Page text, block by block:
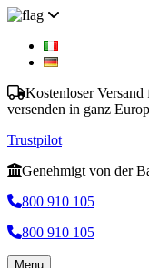
Kostenloser
versenden in ganz
Trustpilot
Genehmigt von der
800 910 105
800 910 105
Menu